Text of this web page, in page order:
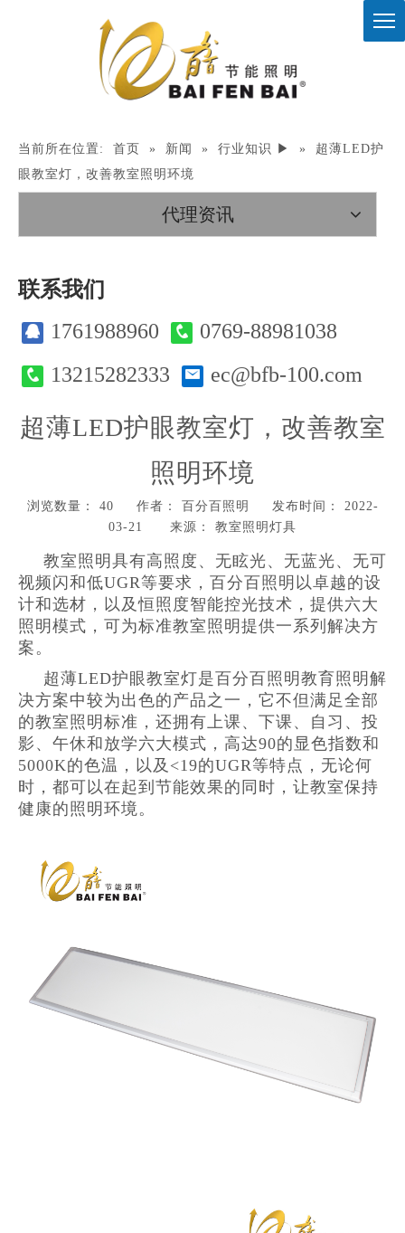
当前所在位置: 首页 » 新闻 » 行业知识 ▶ »
超薄LED护
眼教室灯，改善教室照明环境
代理资讯
联系我们
1761988960
0769-88981038
13215282333
ec@bfb-100.com
超薄LED护眼教室灯，改善教室
照明环境
浏览数量： 40 作者： 百分百照明 发布时间： 2022-
03-21 来源： 教室照明灯具
["wechat","weibo","qzone","douban","email"]
教室照明具有高照度、无眩光、无蓝光、无可
视频闪和低UGR等要求，百分百照明以卓越的设
计和选材，以及恒照度智能控光技术，提供六大
照明模式，可为标准教室照明提供一系列解决方
案。
超薄LED护眼教室灯是百分百照明教育照明解
决方案中较为出色的产品之一，它不但满足全部
的教室照明标准，还拥有上课、下课、自习、投
影、午休和放学六大模式，高达90的显色指数和
5000K的色温，以及<19的UGR等特点，无论何
时，都可以在起到节能效果的同时，让教室保持
健康的照明环境。